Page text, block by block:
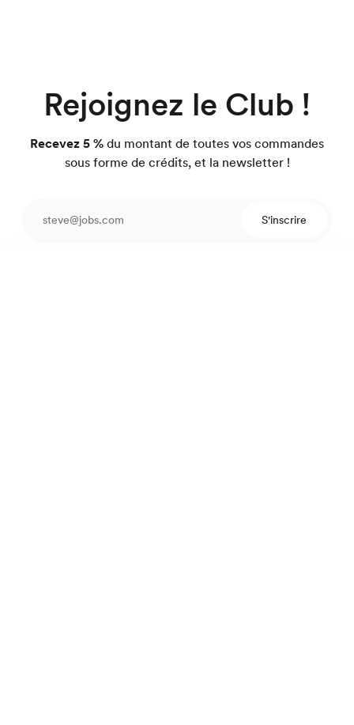
Rejoignez le Club !
Recevez 5 % du montant de toutes vos commandes
sous forme de crédits, et la newsletter !
S'inscrire